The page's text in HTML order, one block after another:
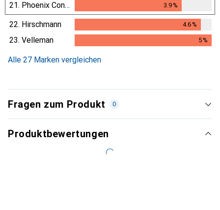
21. Phoenix Contact 3.9%
22. Hirschmann 4.6%
4.6%
23. Velleman 5%
Alle 27 Marken vergleichen
Fragen zum Produkt 0
Produktbewertungen